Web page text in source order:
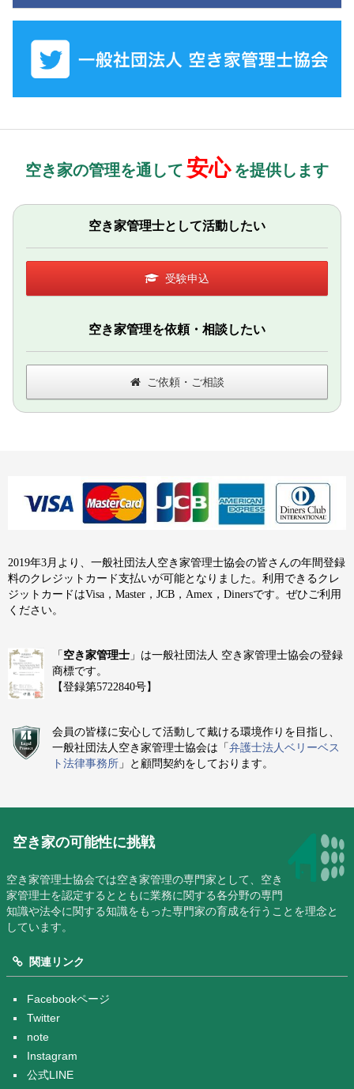
空き家の管理を通して 安心 を提供します
空き家管理士として活動したい
受験申込
空き家管理を依頼・相談したい
ご依頼・ご相談
2019年3月より、一般社団法人空き家管理士協会の皆さんの年間登録
料のクレジットカード支払いが可能となりました。利用できるクレ
ジットカードはVisa，Master，JCB，Amex，Dinersです。ぜひご利用
ください。
「 空き家管理士 」は一般社団法人 空き家管理士協会の登録
商標です。
【登録第5722840号】
会員の皆様に安心して活動して戴ける環境作りを目指し、
一般社団法人空き家管理士協会は「弁護士法人ベリーベス
ト法律事務所 」と顧問契約をしております。
空き家の可能性に挑戦
空き家管理士協会では空き家管理の専門家として、空き
家管理士を認定するとともに業務に関する各分野の専門
知識や法令に関する知識をもった専門家の育成を行うことを理念と
しています。
関連リンク
Facebookページ
Twitter
note
Instagram
公式LINE